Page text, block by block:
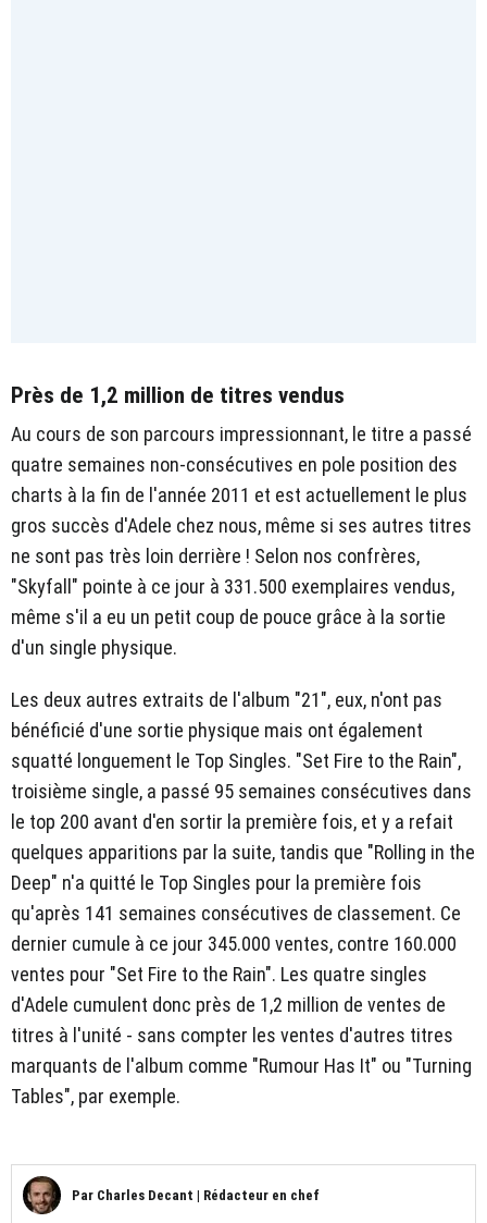
Près de 1,2 million de titres vendus
Au cours de son parcours impressionnant, le titre a passé
quatre semaines non-consécutives en pole position des
charts à la fin de l'année 2011 et est actuellement le plus
gros succès d'Adele chez nous, même si ses autres titres
ne sont pas très loin derrière ! Selon nos confrères,
"Skyfall" pointe à ce jour à 331.500 exemplaires vendus,
même s'il a eu un petit coup de pouce grâce à la sortie
d'un single physique.
Les deux autres extraits de l'album "21", eux, n'ont pas
bénéficié d'une sortie physique mais ont également
squatté longuement le Top Singles. "Set Fire to the Rain",
troisième single, a passé 95 semaines consécutives dans
le top 200 avant d'en sortir la première fois, et y a refait
quelques apparitions par la suite, tandis que "Rolling in the
Deep" n'a quitté le Top Singles pour la première fois
qu'après 141 semaines consécutives de classement. Ce
dernier cumule à ce jour 345.000 ventes, contre 160.000
ventes pour "Set Fire to the Rain". Les quatre singles
d'Adele cumulent donc près de 1,2 million de ventes de
titres à l'unité - sans compter les ventes d'autres titres
marquants de l'album comme "Rumour Has It" ou "Turning
Tables", par exemple.
Par Charles Decant | Rédacteur en chef